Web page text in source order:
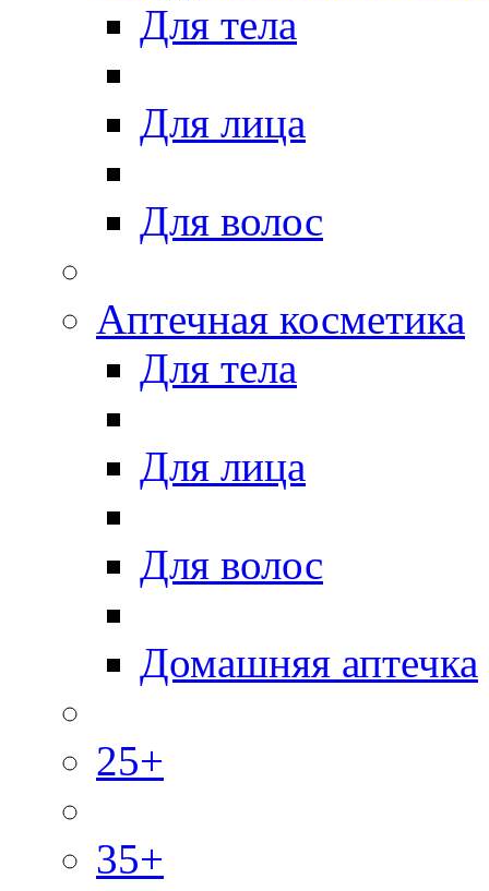
Для тела
Для лица
Для волос
Аптечная косметика
Для тела
Для лица
Для волос
Домашняя аптечка
25+
35+